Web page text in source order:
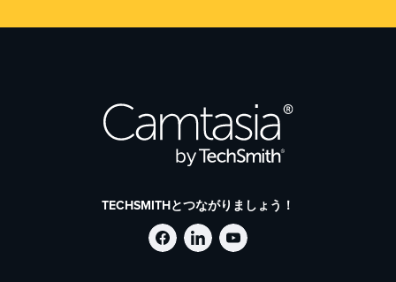
TECHSMITHとつながりましょう！
Facebook
LinkedIn
YouTube